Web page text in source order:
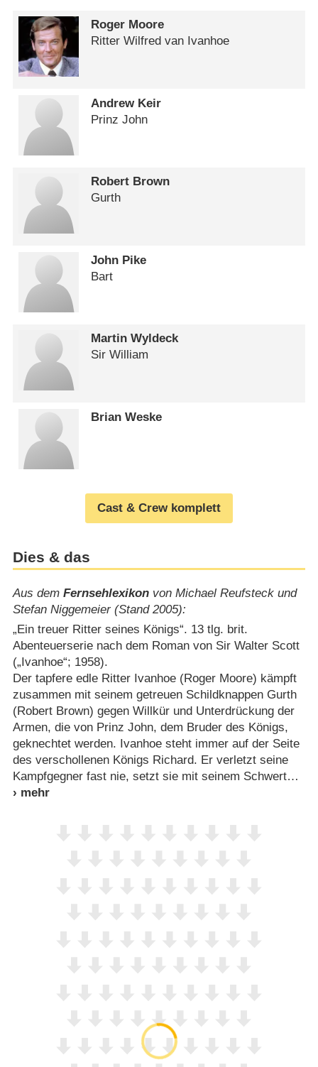
Roger Moore
Ritter Wilfred van Ivanhoe
Andrew Keir
Prinz John
Robert Brown
Gurth
John Pike
Bart
Martin Wyldeck
Sir William
Brian Weske
Cast & Crew komplett
Dies & das
Aus dem Fernsehlexikonvon Michael Reufsteck und
Stefan Niggemeier (Stand 2005):
„Ein treuer Ritter seines Königs“. 13 tlg. brit.
Abenteuerserie nach dem Roman von Sir Walter Scott
(„Ivanhoe“; 1958).
Der tapfere edle Ritter Ivanhoe (Roger Moore) kämpft
zusammen mit seinem getreuen Schildknappen Gurth
(Robert Brown) gegen Willkür und Unterdrückung der
Armen, die von Prinz John, dem Bruder des Königs,
geknechtet werden. Ivanhoe steht immer auf der Seite
des verschollenen Königs Richard. Er verletzt seine
Kampfgegner fast nie, setzt sie mit seinem Schwert